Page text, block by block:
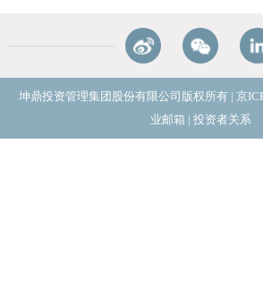
坤鼎投资管理集团股份有限公司版权所有 | 京
业邮箱 | 投资者关系